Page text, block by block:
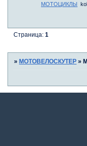
МОТОЦИКЛЫ
Страница:1
» МОТОВЕЛОСКУТЕР »